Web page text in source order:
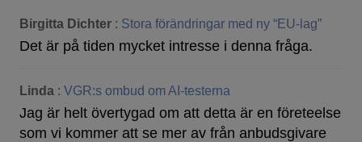
Birgitta Dichter : Stora förändringar med ny “EU-lag”
Det är på tiden mycket intresse i denna fråga.
Linda : VGR:s ombud om AI-testerna
Jag är helt övertygad om att detta är en företeelse
som vi kommer att se mer av från anbudsgivare